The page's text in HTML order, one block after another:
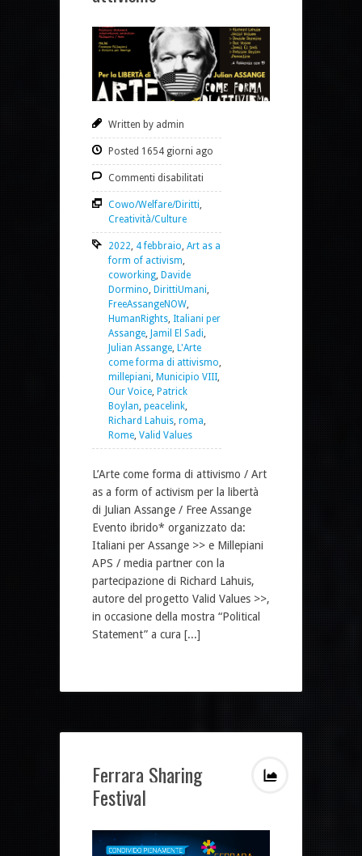
Written by admin
Posted 1654 giorni ago
Commenti disabilitati
Cowo/Welfare/Diritti,
Creatività/Culture
2022, 4 febbraio, Art as a
form of activism,
coworking, Davide
Dormino, DirittiUmani,
FreeAssangeNOW,
HumanRights, Italiani per
Assange, Jamil El Sadi,
Julian Assange, L'Arte
come forma di attivismo,
millepiani, Municipio VIII,
Our Voice, Patrick
Boylan, peacelink,
Richard Lahuis, roma,
Rome, Valid Values
L’Arte come forma di attivismo / Art
as a form of activism per la libertà
di Julian Assange / Free Assange
Evento ibrido* organizzato da:
Italiani per Assange >> e Millepiani
APS / media partner con la
partecipazione di Richard Lahuis,
autore del progetto Valid Values >>,
in occasione della mostra “Political
Statement” a cura [...]
Ferrara Sharing
Festival